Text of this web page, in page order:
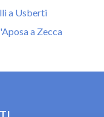
a Usberti
a Zecca